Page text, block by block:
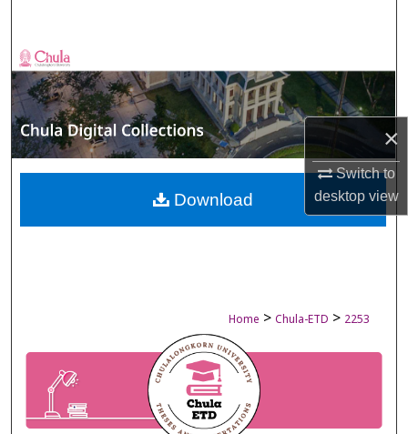
×
Switch to
desktopview
Browse Collections
My Account
About
Digital Commons Network™
Home > Chula-ETD > 2253
Download